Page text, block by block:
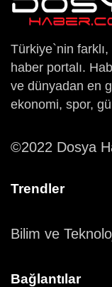
Türkiye`nin
haber portalı.
ve dünyadan en
ekonomi, spor,
©2022 Dosya
Trendler
Bilim ve
Bağlantılar